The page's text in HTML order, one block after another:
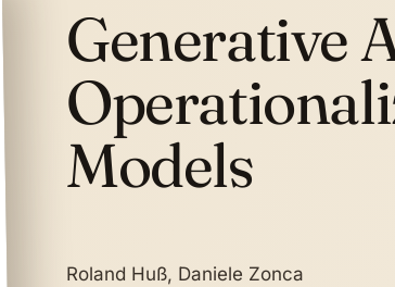
Generative
Models
Roland Huß, Daniele Zonca